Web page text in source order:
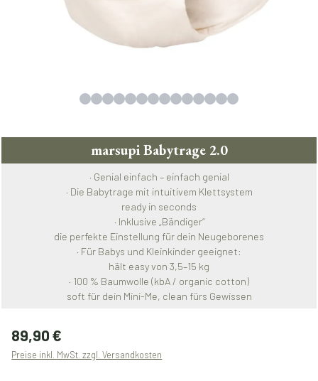
marsupi Babytrage 2.0
· Genial einfach – einfach genial
· Die Babytrage mit intuitivem Klettsystem
ready in seconds
· Inklusive „Bändiger“
die perfekte Einstellung für dein Neugeborenes
· Für Babys und Kleinkinder geeignet:
hält easy von 3,5–15 kg
· 100 % Baumwolle (kbA / organic cotton)
soft für dein Mini-Me, clean fürs Gewissen
Regulärer Preis:
89,90 €
Preise inkl. MwSt. zzgl. Versandkosten